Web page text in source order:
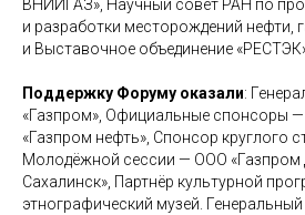
ВНИИГАЗ», Научный совет РАН по
и разработки месторождений нефти,
и Выставочное объединение
Поддержку Форуму оказали:
«Газпром», Официальные спонсоры
«Газпром нефть», Спонсор круглого
Молодёжной сессии — ООО
Сахалинск», Партнёр культурной
этнографический музей.